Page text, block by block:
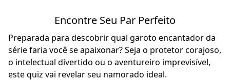
Encontre Seu Par Perfeito
Preparada para descobrir qual garoto encantador da
série faria você se apaixonar? Seja o protetor corajoso,
o intelectual divertido ou o aventureiro imprevisível,
este quiz vai revelar seu namorado ideal.